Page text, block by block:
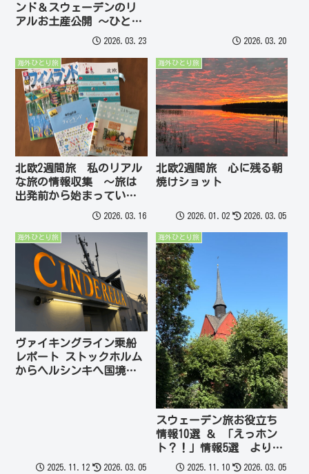
ンド＆スウェーデンのリ
アルお土産公開 〜ひとり
旅女子のお土産事情
2026.03.23 2026.03.20
海外ひとり旅
北欧2週間旅 私のリアル
な旅の情報収集 ～旅は
出発前から始まっている
フィンランド＆スウェー
2026.03.16
海外ひとり旅
北欧2週間旅 心に残る朝
焼けショット
2026.01.02 2026.03.05
海外ひとり旅
ヴァイキングライン乗船
レポート ストックホルム
からヘルシンキへ国境を
2025.11.12 2026.03.05
海外ひとり旅
スウェーデン旅お役立ち
情報10選 ＆ 「えっホン
ト？！」情報5選 より楽
しく快適に！ 北欧2週間
2025.11.10 2026.03.05